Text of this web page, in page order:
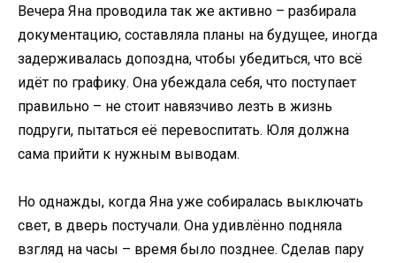
Вечера Яна проводила так же активно – разбирала
документацию, составляла планы на будущее, иногда
задерживалась допоздна, чтобы убедиться, что всё
идёт по графику. Она убеждала себя, что поступает
правильно – не стоит навязчиво лезть в жизнь
подруги, пытаться её перевоспитать. Юля должна
сама прийти к нужным выводам.
Но однажды, когда Яна уже собиралась выключать
свет, в дверь постучали. Она удивлённо подняла
взгляд на часы – время было позднее. Сделав пару